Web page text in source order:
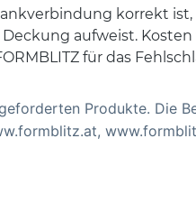
korrekt
aufweist.
für das
Produkte. Die